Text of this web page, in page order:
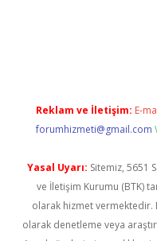
Reklam ve İletişim: E-
forumhizmeti@gmail.com
Yasal Uyarı: Sitemiz, 5651
ve İletişim Kurumu (BTK)
olarak hizmet
olarak denetleme veya